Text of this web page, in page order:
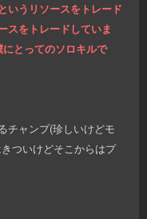
いうリソースをトレード
スをトレードしていま
とってのソロキルで
チャンプ(珍しいけどモ
ついけどそこからはプ